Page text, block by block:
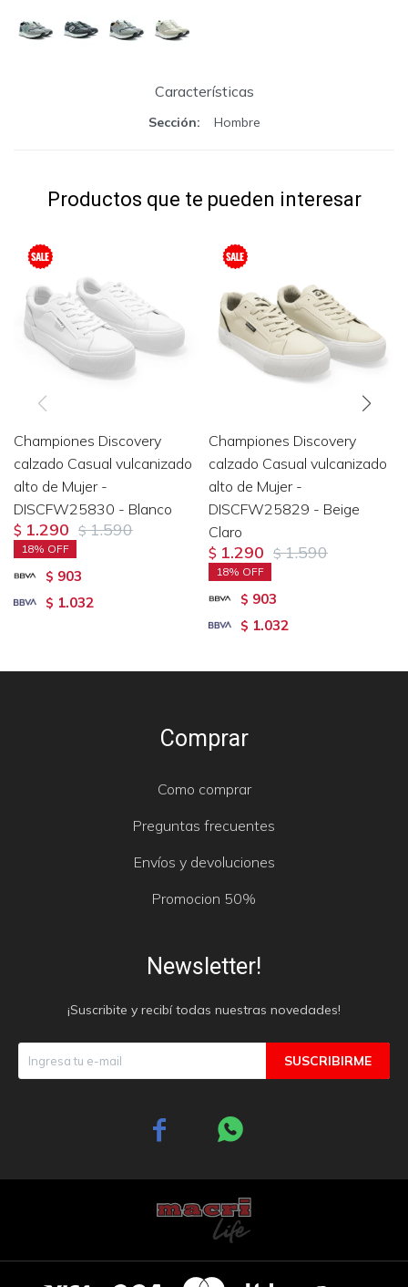
Características
Sección Hombre
Productos que te pueden interesar
Championes Discovery
calzado Casual vulcanizado
alto de Mujer -
DISCFW25830 - Blanco
$ 1.290 $ 1.590
18
$ 903
$ 1.032
Championes Discovery
calzado Casual vulcanizado
alto de Mujer -
DISCFW25829 - Beige
Claro
$ 1.290 $ 1.590
18
$ 903
$ 1.032
Comprar
Como comprar
Preguntas frecuentes
Envíos y devoluciones
Promocion 50%
Newsletter!
¡Suscribite y recibí todas nuestras novedades!
SUSCRIBIRME
 